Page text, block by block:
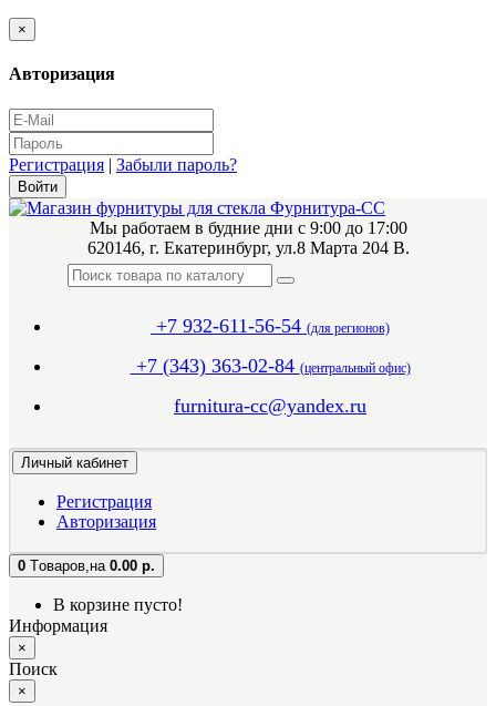
×
Авторизация
Регистрация | Забыли пароль?
Мы работаем в будние дни с 9:00 до 17:00
620146, г. Екатеринбург, ул.8 Марта 204 В.
+7 932-611-56-54 (для регионов)
+7 (343) 363-02-84 (центральный офис)
furnitura-cc@yandex.ru
Личный кабинет
Регистрация
Авторизация
0 Tоваров, на 0.00 р.
В корзине пусто!
Информация
×
Поиск
×